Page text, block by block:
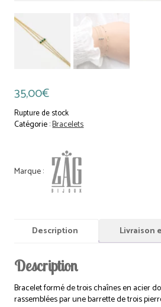
35,00€
Rupture de stock
Catégorie :Bracelets
Description Livraison
Description
Bracelet formé de trois chaînes en acier
rassemblées par une barrette de trois